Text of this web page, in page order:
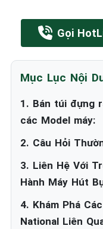
Gọi
Mục Lục Nội
1. Bán túi đựng
các Model máy:
2. Câu Hỏi
3. Liên Hệ Với
Hành Máy Hút
4. Khám Phá
National Liên